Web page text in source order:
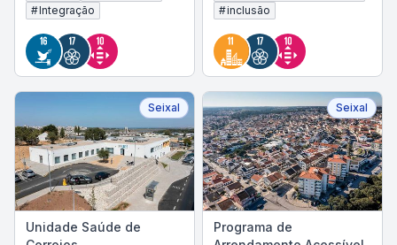
#Integração
#inclusão
Seixal
Unidade Saúde de
Seixal
Programa de